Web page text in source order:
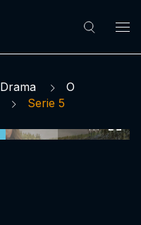
Drama
O
Serie 5